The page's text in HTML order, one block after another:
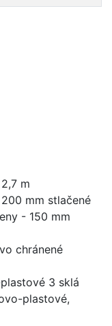
m
mm stlačené
- 150 mm
chránené
3 sklá
plastové,